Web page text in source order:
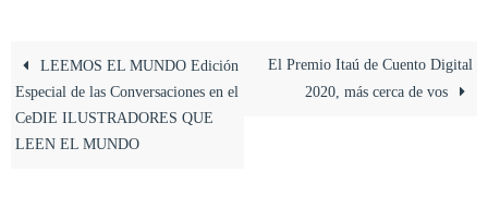
LEEMOS EL MUNDO Edición
Especial de las Conversaciones en el
CeDIE ILUSTRADORES QUE
LEEN EL MUNDO
El Premio Itaú de Cuento Digital
2020, más cerca de vos